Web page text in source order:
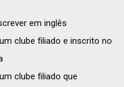
em inglês
clube filiado e inscrito no
clube filiado que